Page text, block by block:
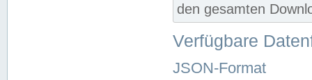
den gesamten
Verfügbare
JSON-Format